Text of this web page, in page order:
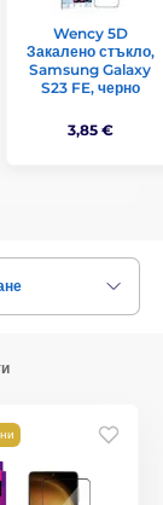
Wency 5D
Закалено стъкло,
Samsung Galaxy
S23 FE, черно
3,85 €